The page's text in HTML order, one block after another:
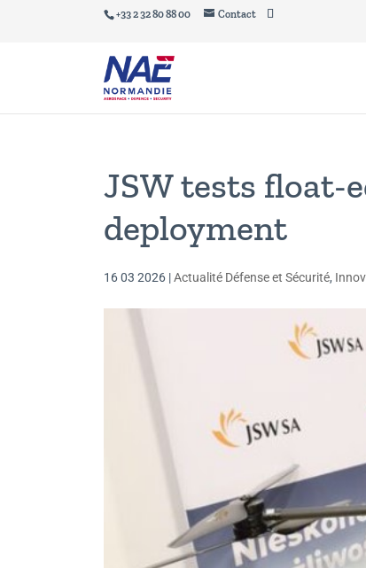
+33 2 32 80 88 00 Contact
JSW tests float-
deployment
16 03 2026 |Actualité Défense et Sécurité,